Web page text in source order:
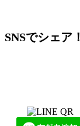
SNSでシェア！